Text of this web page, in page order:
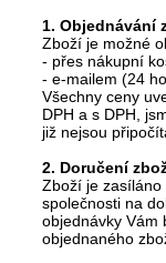
1. Objednávání
Zboží je možné
- přes nákupní
- e-mailem (24
Všechny ceny
DPH a s DPH,
již nejsou
2. Doručení
Zboží je
společnosti na
objednávky Vám
objednaného